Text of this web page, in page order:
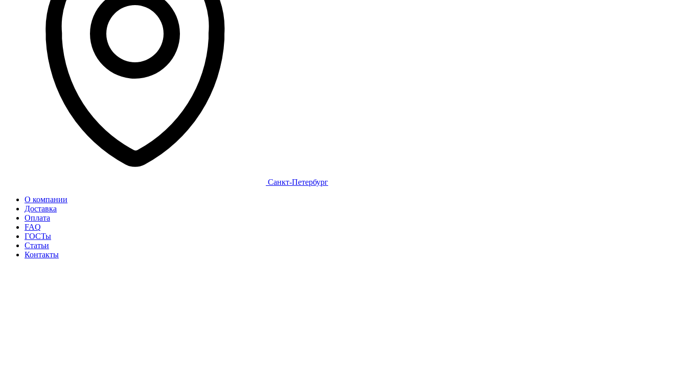
Санкт-Петербург
О компании
Доставка
Оплата
FAQ
ГОСТы
Статьи
Контакты